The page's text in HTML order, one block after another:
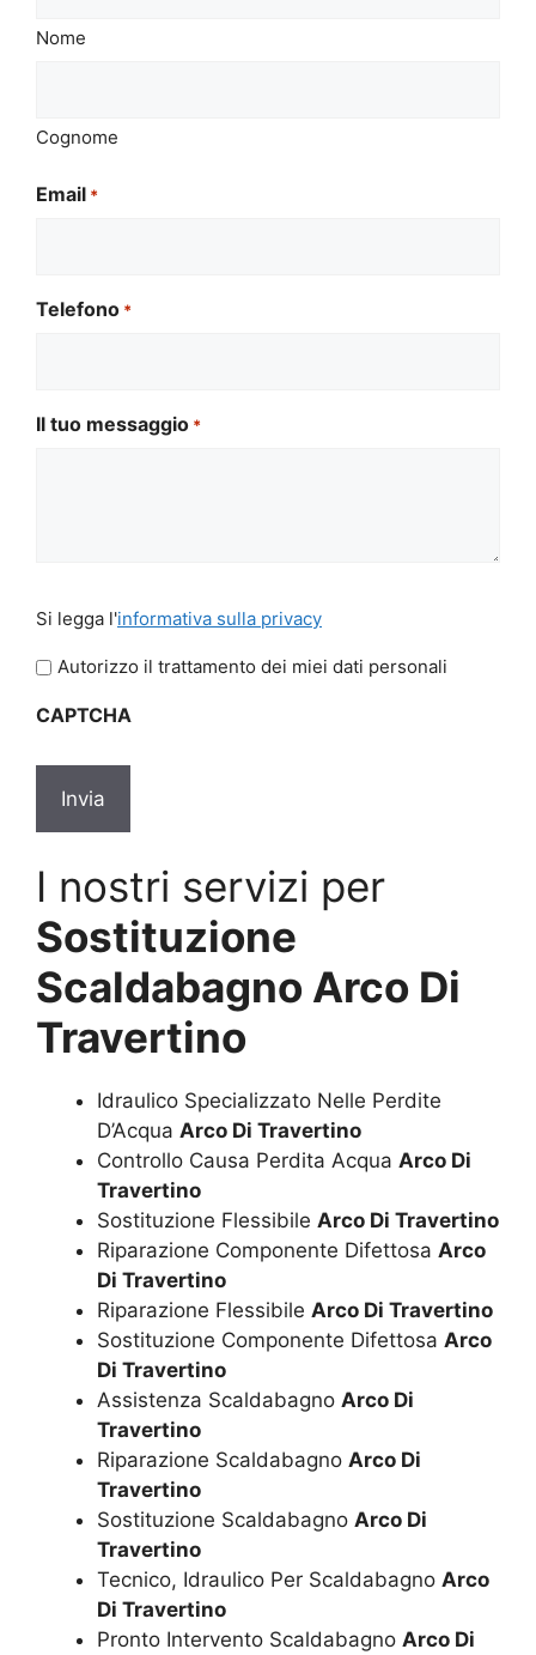
Nome
Cognome
Email *
Telefono *
Il tuo messaggio *
legga
l'informativa
privacy
Si legga l'informativa sulla privacy
Autorizzo il trattamento dei miei dati personali
CAPTCHA
I nostri servizi per
Sostituzione
Scaldabagno Arco Di
Travertino
Idraulico Specializzato Nelle Perdite
D’Acqua Arco Di Travertino
Controllo Causa Perdita Acqua Arco Di
Travertino
Sostituzione Flessibile Arco Di Travertino
Riparazione Componente Difettosa Arco
Di Travertino
Riparazione Flessibile Arco Di Travertino
Sostituzione Componente Difettosa Arco
Di Travertino
Assistenza Scaldabagno Arco Di
Travertino
Riparazione Scaldabagno Arco Di
Travertino
Sostituzione Scaldabagno Arco Di
Travertino
Tecnico, Idraulico Per Scaldabagno Arco
Di Travertino
Pronto Intervento Scaldabagno Arco Di